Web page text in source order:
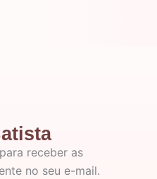
receber as
no seu e-mail.